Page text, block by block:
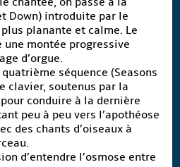
Down) introduite par le
planante et calme. Le
montée progressive
d’orgue.
séquence (Seasons
clavier, soutenus par la
conduire à la dernière
peu à peu vers l’apothéose
des chants d’oiseaux à
d’entendre l’osmose entre